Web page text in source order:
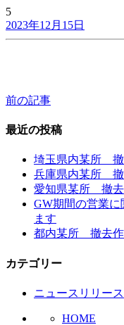
5
2023年12月15日
投
稿
ョ
前の記事
最近の投稿
埼玉県内某所 撤
兵庫県内某所 撤
愛知県某所 撤去
GW期間の営業に
ます
都内某所 撤去作
カテゴリー
ニュースリリース
HOME